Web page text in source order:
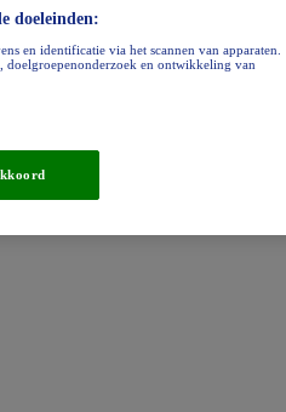
doeleinden:
en identificatie via het scannen van apparaten.
doelgroepenonderzoek en ontwikkeling van